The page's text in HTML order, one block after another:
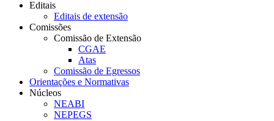
Editais
Editais de extensão
Comissões
Comissão de Extensão
CGAE
Atas
Comissão de Egressos
Orientações e Normativas
Núcleos
NEABI
NEPEGS